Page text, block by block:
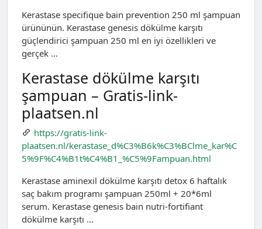
Kerastase specifique bain prevention 250 ml şampuan
ürününün. Kerastase genesis dökülme karşıtı
güçlendirici şampuan 250 ml en iyi özellikleri ve
gerçek …
Kerastase dökülme karşıtı
şampuan – Gratis-link-
plaatsen.nl
https://gratis-link-
plaatsen.nl/kerastase_d%C3%B6k%C3%BClme_kar%C
5%9F%C4%B1t%C4%B1_%C5%9Fampuan.html
Kerastase ami̇nexi̇l dökülme karşıtı detox 6 haftalık
saç bakım programı şampuan 250ml + 20*6ml
serum. Kerastase genesis bain nutri-fortifiant
dökülme karşıtı …